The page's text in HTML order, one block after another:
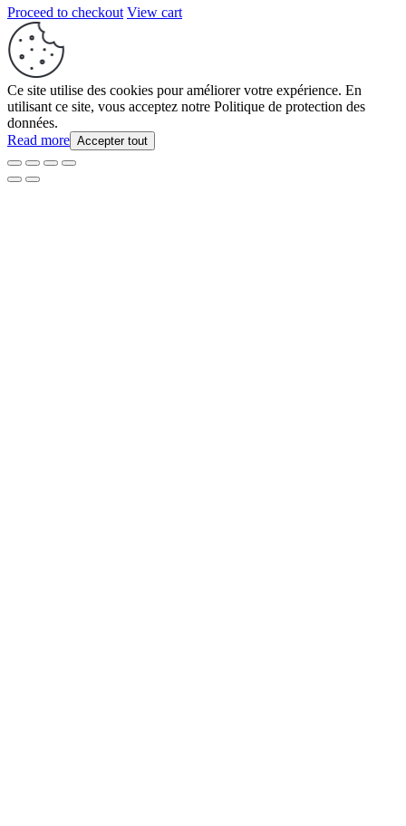
Proceed to checkout View cart
Ce site utilise des cookies pour améliorer votre expérience. En
utilisant ce site, vous acceptez notre Politique de protection des
données.
Read more Accepter tout